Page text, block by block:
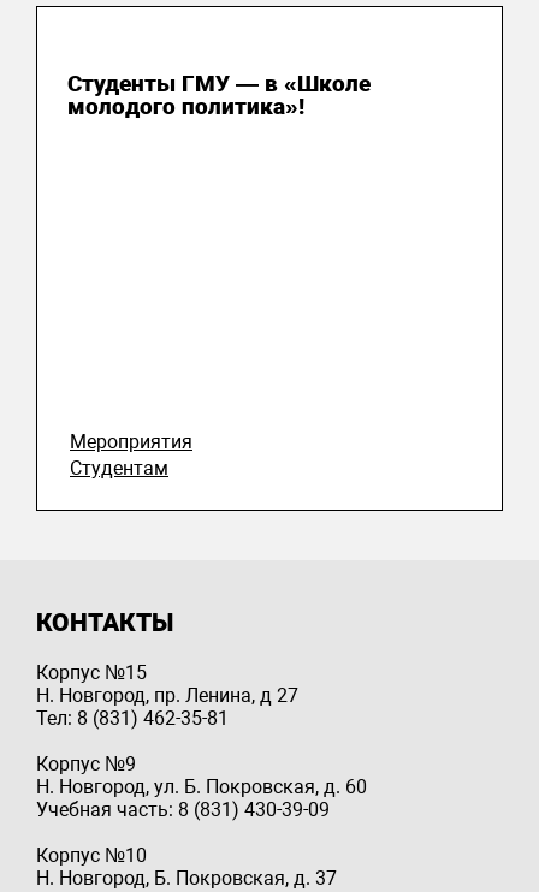
Студенты ГМУ — в «Школе
молодого политика»!
Мероприятия
Студентам
КОНТАКТЫ
Корпус №15
Н. Новгород, пр. Ленина, д 27
Тел: 8 (831) 462-35-81
Корпус №9
Н. Новгород, ул. Б. Покровская, д. 60
Учебная часть: 8 (831) 430-39-09
Корпус №10
Н. Новгород, Б. Покровская, д. 37